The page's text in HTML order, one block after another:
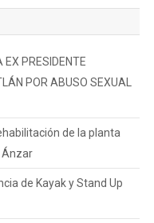
EX PRESIDENTE
POR ABUSO SEXUAL
de la planta
Ánzar
de Kayak y Stand Up